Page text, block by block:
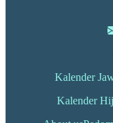
Kalender
Kalender